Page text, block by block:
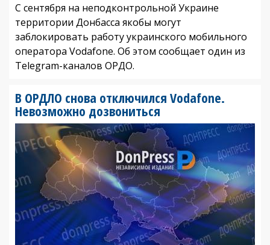
С сентября на неподконтрольной Украине
территории Донбасса якобы могут
заблокировать работу украинского мобильного
оператора Vodafone. Об этом сообщает один из
Telegram-каналов ОРДО.
В ОРДЛО снова отключился Vodafone.
Невозможно дозвониться